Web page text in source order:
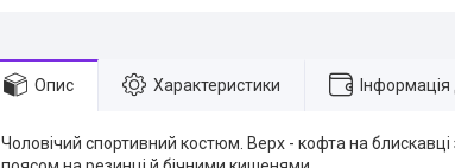
Опис Характеристики
Чоловічий спортивний костюм. Верх - кофта на